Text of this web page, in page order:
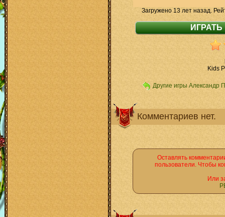
Загружено 13 лет назад.
Kids
Другие игры Александр
Комментариев нет.
Оставлять
пользователи. Чтобы
Или